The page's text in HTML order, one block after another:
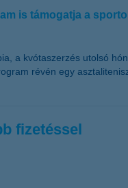
is támogatja a
a kvótaszerzés utolsó
révén egy
fizetéssel